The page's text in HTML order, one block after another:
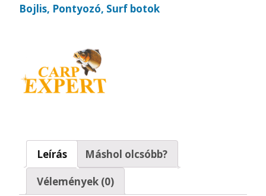
Bojlis, Pontyozó, Surf botok
Leírás
Máshol olcsóbb?
Vélemények (0)